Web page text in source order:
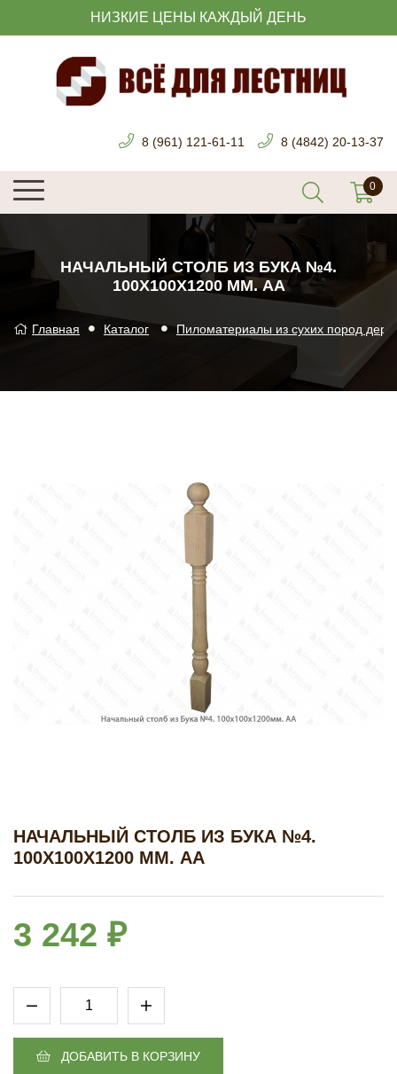
НИЗКИЕ ЦЕНЫ КАЖДЫЙ ДЕНЬ
8 (961) 121-61-11 8 (4842) 20-13-37
НАЧАЛЬНЫЙ СТОЛБ ИЗ БУКА №4.
100Х100Х1200 ММ. АА
Главная Каталог Пиломатериалы из сухих пород
НАЧАЛЬНЫЙ СТОЛБ ИЗ БУКА №4.
100Х100Х1200 ММ. АА
3 242 ₽
ДОБАВИТЬ В КОРЗИНУ